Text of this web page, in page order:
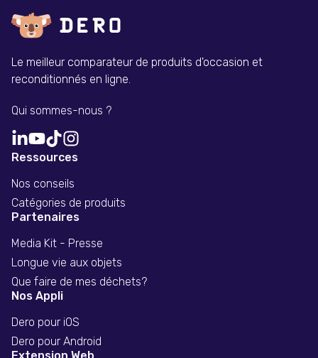
Le meilleur comparateur de produits d'occasion et
reconditionnés en ligne.
Qui sommes-nous ?
Ressources
Nos conseils
Catégories de produits
Partenaires
Media Kit - Presse
Longue vie aux objets
Que faire de mes déchets?
Nos Appli
Dero pour iOS
Dero pour Android
Extension Web